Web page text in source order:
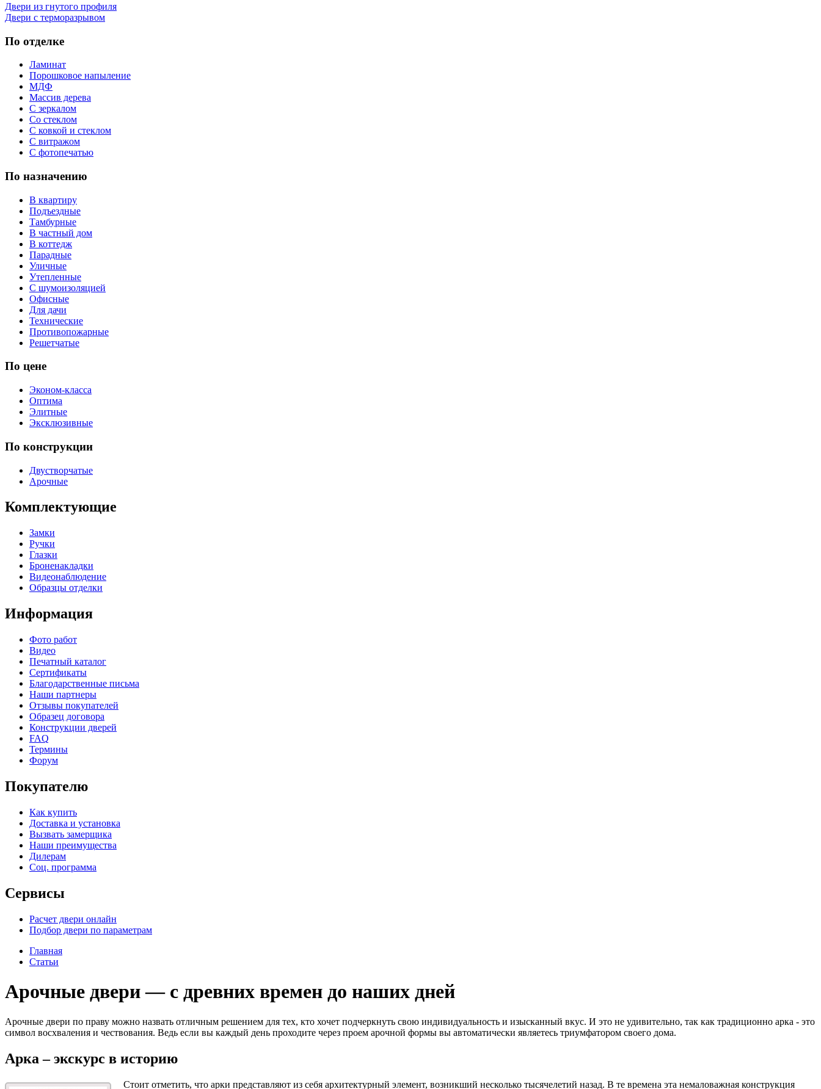
Двери из гнутого профиля
Двери с терморазрывом
По отделке
Ламинат
Порошковое напыление
МДФ
Массив дерева
С зеркалом
Со стеклом
С ковкой и стеклом
С витражом
С фотопечатью
По назначению
В квартиру
Подъездные
Тамбурные
В частный дом
В коттедж
Парадные
Уличные
Утепленные
С шумоизоляцией
Офисные
Для дачи
Технические
Противопожарные
Решетчатые
По цене
Эконом-класса
Оптима
Элитные
Эксклюзивные
По конструкции
Двустворчатые
Арочные
Комплектующие
Замки
Ручки
Глазки
Броненакладки
Видеонаблюдение
Образцы отделки
Информация
Фото работ
Видео
Печатный каталог
Сертификаты
Благодарственные письма
Наши партнеры
Отзывы покупателей
Образец договора
Конструкции дверей
FAQ
Термины
Форум
Покупателю
Как купить
Доставка и установка
Вызвать замерщика
Наши преимущества
Дилерам
Соц. программа
Сервисы
Расчет двери онлайн
Подбор двери по параметрам
Главная
Статьи
Арочные двери — с древних времен до наших дней
Арочные двери по праву можно назвать отличным решением для тех, кто хочет подчеркнуть свою индивидуальность и изысканный вкус. И это не удивительно, так как традиционно арка - это
символ восхваления и чествования. Ведь если вы каждый день проходите через проем арочной формы вы автоматически являетесь триумфатором своего дома.
Арка – экскурс в историю
Стоит отметить, что арки представляют из себя архитектурный элемент, возникший несколько тысячелетий назад. В те времена эта немаловажная конструкция